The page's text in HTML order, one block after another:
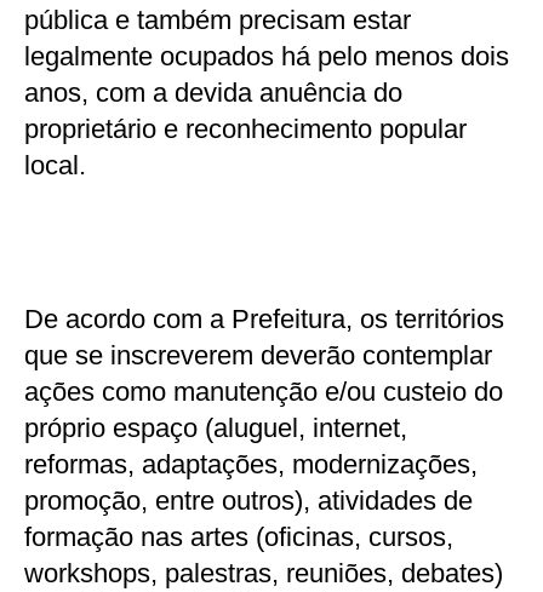
pública e também precisam estar
legalmente ocupados há pelo menos dois
anos, com a devida anuência do
proprietário e reconhecimento popular
local.
De acordo com a Prefeitura, os territórios
que se inscreverem deverão contemplar
ações como manutenção e/ou custeio do
próprio espaço (aluguel, internet,
reformas, adaptações, modernizações,
promoção, entre outros), atividades de
formação nas artes (oficinas, cursos,
workshops, palestras, reuniões, debates)